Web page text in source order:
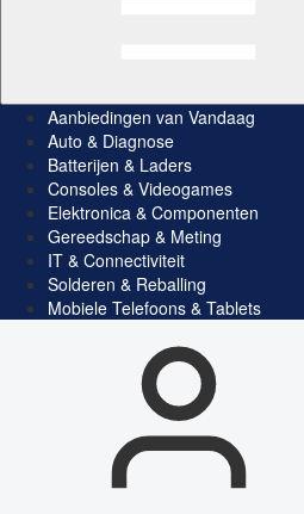
Aanbiedingen van Vandaag
Auto & Diagnose
Batterijen & Laders
Consoles & Videogames
Elektronica & Componenten
Gereedschap & Meting
IT & Connectiviteit
Solderen & Reballing
Mobiele Telefoons & Tablets